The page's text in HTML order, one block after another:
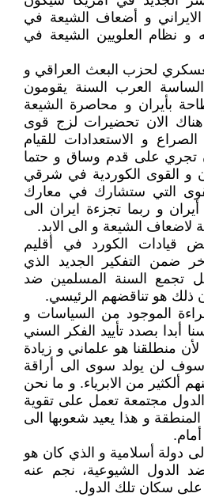
الايراني و أضعاف الشيعة في
و نظام العلويين الشيعة في
لحزب البعث العراقي و
العرب السنة يقومون
بأيران و محاصرة الشيعة
الان تحضيرات لزج قوى
و الاستعدادات للقيام
على قدم وساق و حتما
القوى الكوردية في شرقي
التي ستشارك في معارك
و ربما تجزءة ايران الى
الشيعة و الى الابد.
قيادات الكورد في أقليم
ضمن التفكير الجديد الذي
السنة المسلمين ضد
ذلك هو تناقضهم الرئيسي.
الموجود من السياسات و
أبدا بصدد تأييد الفكر السني
منطلقنا هو علماني و زيادة
لن يولد سوى الى أراقة
ألكثير من الابرياء. و ما نحن
مجتمعة تعمل على تقوية
و هذا يعيد شعوبها الى
أمام.
دولة أسلامية و الذي كان هو
الدول الشيوعية، نجم عنه
سكان تلك الدول.